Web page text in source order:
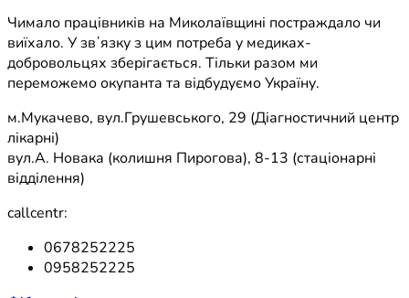
Чимало працівників на Миколаївщині постраждало чи
виїхало. У звʼязку з цим потреба у медиках-
добровольцях зберігається. Тільки разом ми
переможемо окупанта та відбудуємо Україну.
м.Мукачево, вул.Грушевського, 29 (Діагностичний центр
лікарні)
вул.А. Новака (колишня Пирогова), 8-13 (стаціонарні
відділення)
callcentr:
0678252225
0958252225